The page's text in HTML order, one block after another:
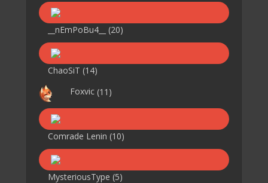
__nEmPoBu4__ (20)
ChaoSiT (14)
Foxvic (11)
Comrade Lenin (10)
MysteriousType (5)